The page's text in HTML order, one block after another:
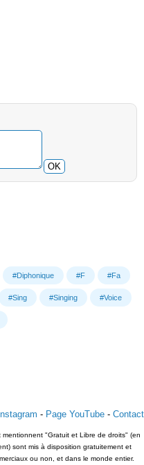
OK
#Diphonique #F #Fa
#Sing #Singing #Voice
- Page YouTube- Contact
"Gratuit et Libre de droits" (en
sont mis à disposition gratuitement et
ou non, et dans le monde entier.